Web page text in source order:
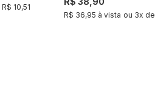
R$ 10,51
R$ 36,95 à vista ou 3x de